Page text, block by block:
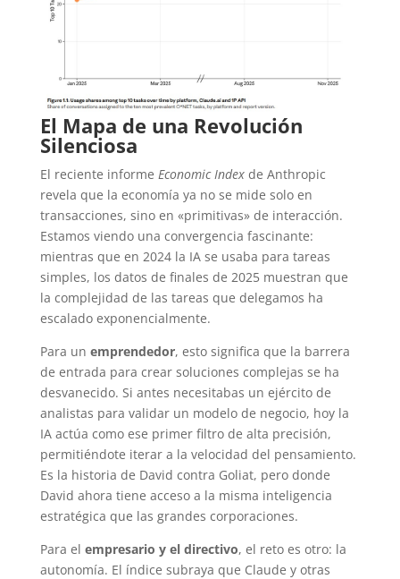
El Mapa de una Revolución
Silenciosa
El reciente informe Economic Indexde Anthropic
revela que la economía ya no se mide solo en
transacciones, sino en «primitivas» de interacción.
Estamos viendo una convergencia fascinante:
mientras que en 2024 la IA se usaba para tareas
simples, los datos de finales de 2025 muestran que
la complejidad de las tareas que delegamos ha
escalado exponencialmente.
Para un emprendedor, esto significa que la barrera
de entrada para crear soluciones complejas se ha
desvanecido. Si antes necesitabas un ejército de
analistas para validar un modelo de negocio, hoy la
IA actúa como ese primer filtro de alta precisión,
permitiéndote iterar a la velocidad del pensamiento.
Es la historia de David contra Goliat, pero donde
David ahora tiene acceso a la misma inteligencia
estratégica que las grandes corporaciones.
Para el empresario y el directivo, el reto es otro: la
autonomía. El índice subraya que Claude y otras